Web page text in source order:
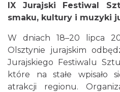
Żarki-Letnisko
IX Jurajski Festiwal
smaku, kultury i muzyki
W dniach 18–20 lipca
Olsztynie jurajskim
Jurajskiego Festiwalu
które na stałe wpisało
atrakcji regionu.